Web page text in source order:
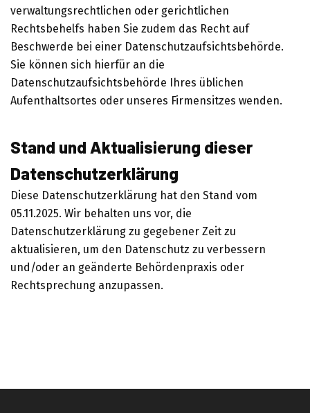
verwaltungsrechtlichen oder gerichtlichen
Rechtsbehelfs haben Sie zudem das Recht auf
Beschwerde bei einer Datenschutzaufsichtsbehörde.
Sie können sich hierfür an die
Datenschutzaufsichtsbehörde Ihres üblichen
Aufenthaltsortes oder unseres Firmensitzes wenden.
Stand und Aktualisierung dieser
Datenschutzerklärung
Diese Datenschutzerklärung hat den Stand vom
05.11.2025. Wir behalten uns vor, die
Datenschutzerklärung zu gegebener Zeit zu
aktualisieren, um den Datenschutz zu verbessern
und/oder an geänderte Behördenpraxis oder
Rechtsprechung anzupassen.